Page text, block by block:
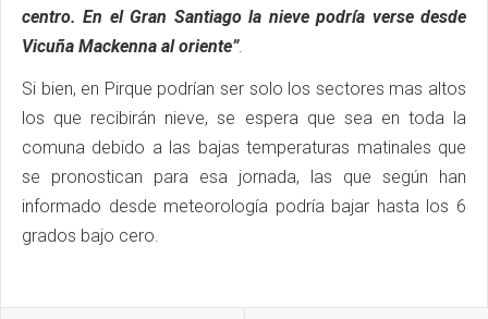
centro. En el Gran Santiago la nieve podría verse desde
Vicuña Mackenna al oriente”.
Si bien, en Pirque podrían ser solo los sectores mas altos
los que recibirán nieve, se espera que sea en toda la
comuna debido a las bajas temperaturas matinales que
se pronostican para esa jornada, las que según han
informado desde meteorología podría bajar hasta los 6
grados bajo cero.